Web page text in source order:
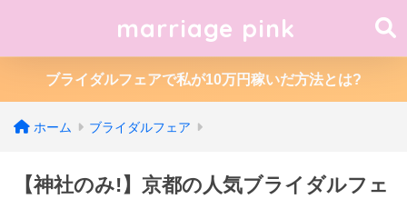
marriage pink
ブライダルフェアで私が10万円稼いだ方法とは?
ホーム ブライダルフェア
【神社のみ!】京都の人気ブライダルフェ